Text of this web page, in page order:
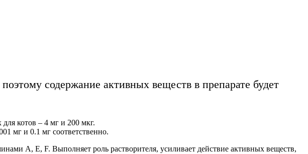
содержание активных веществ в препарате будет
котов – 4 мг и 200 мкг.
мг и 0.1 мг соответственно.
А, Е, F. Выполняет роль растворителя, усиливает действие активных веществ,